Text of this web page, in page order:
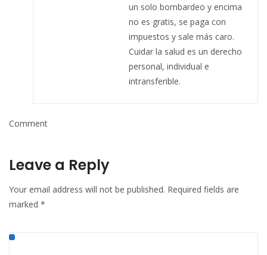
un solo bombardeo y encima
no es gratis, se paga con
impuestos y sale más caro.
Cuidar la salud es un derecho
personal, individual e
intransferible.
Comment
Leave a Reply
Your email address will not be published. Required fields are
marked *